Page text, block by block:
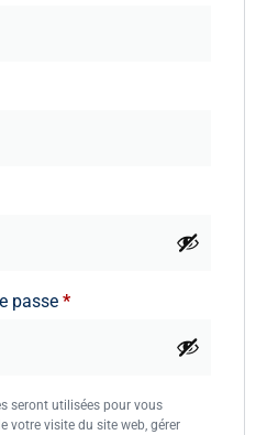
passe *
seront utilisées pour vous
votre visite du site web, gérer